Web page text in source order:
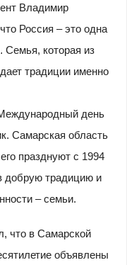
Владимир
Россия – это одна
Семья, которая из
традиции именно
день
Самарская область
празднуют с 1994
добрую традицию и
– семьи.
что в Самарской
объявлены